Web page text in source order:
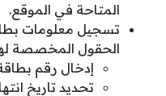
المتاحة في الموقع.
تسجيل معلومات
الحقول المخصصة
إدخال رقم
تحديد تاريخ